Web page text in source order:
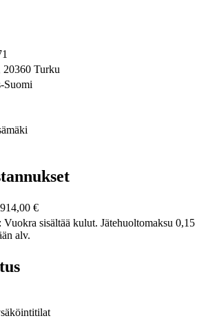
20360 Turku
Suomi
€
: Vuokra sisältää kulut. Jätehuoltomaksu 0,15
alv.